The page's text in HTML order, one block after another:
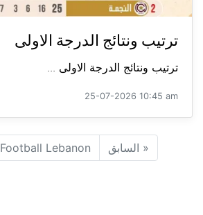
ترتيب ونتائج الدرجة الاولى
ترتيب ونتائج الدرجة الاولى ...
25-07-2026 10:45 am
« السابق Football Lebanon